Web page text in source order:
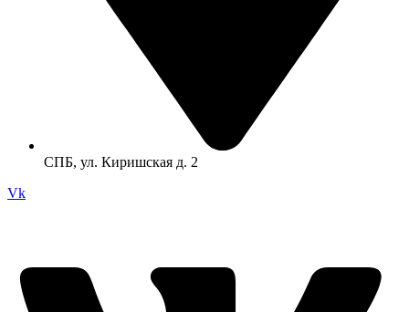
СПБ, ул. Киришская д. 2
Vk